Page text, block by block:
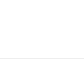
です。
ります。
。